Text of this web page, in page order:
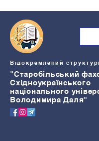
Відокремлений
"Старобільський ф
Східноукраїнського
національного
Володимира Даля"